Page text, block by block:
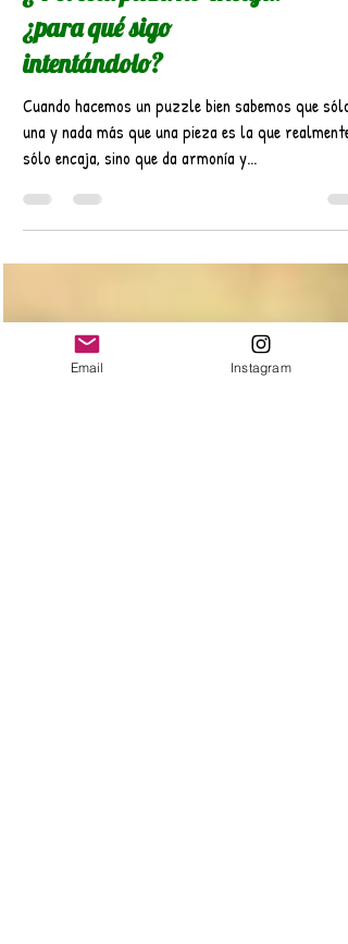
¿para qué sigo
intentándolo?
Cuando hacemos un puzzle bien sabemos que sólo
una y nada más que una pieza es la que realmente
Email Instagram